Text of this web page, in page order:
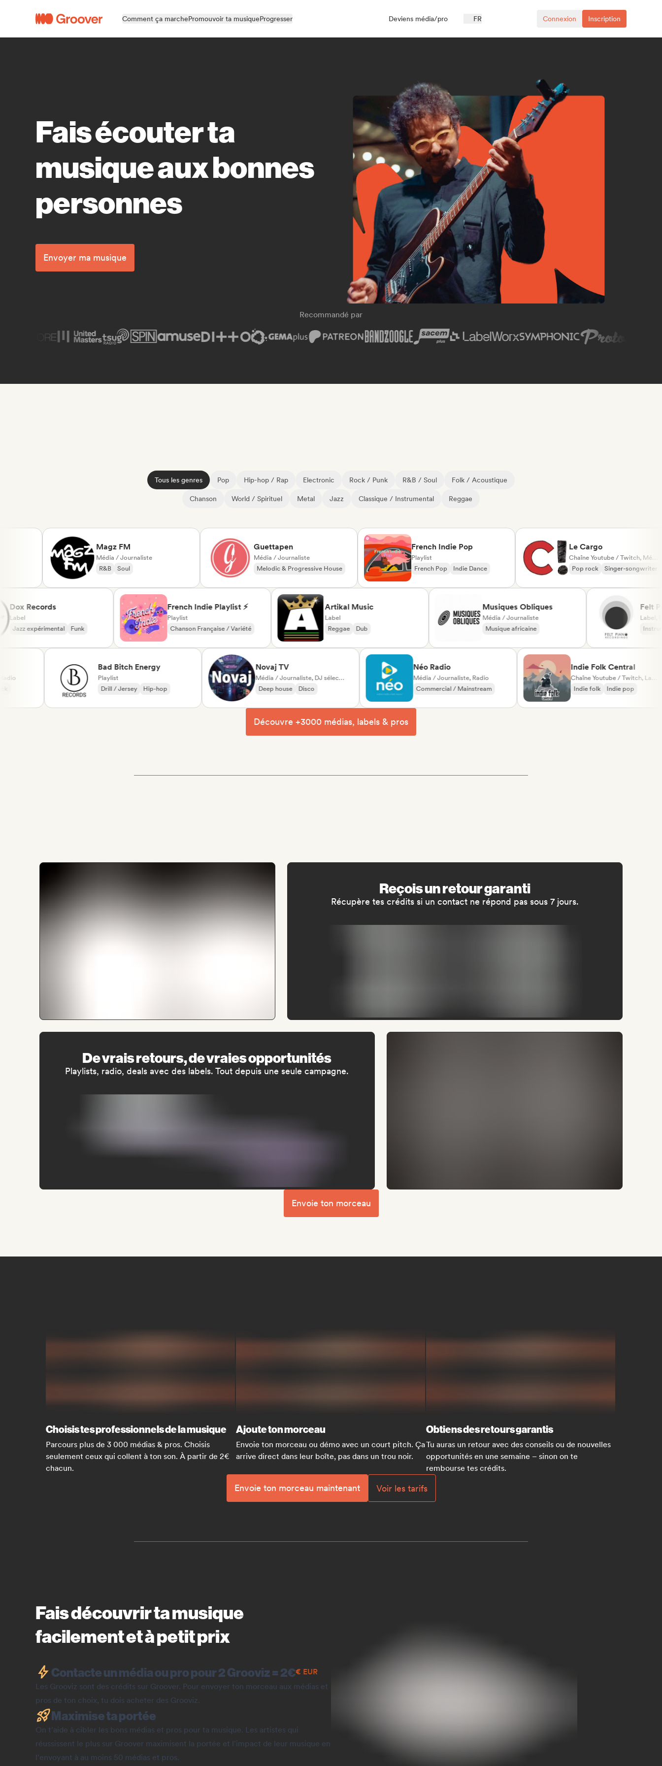
Comment ça marchePromouvoir ta musiqueProgresser Deviens média/pro FR Connexion Inscription
Fais écouter ta
musique aux bonnes
personnes
Envoyer ma musique
Recommandé par
Tous les genres Pop Hip-hop / Rap Electronic Rock / Punk R&B / Soul Folk / Acoustique
Chanson World / Spirituel Metal Jazz Classique / Instrumental Reggae
Magz FM
Média / Journaliste
R&B
Soul
Guettapen
Média / Journaliste
Melodic & Progressive House
French Indie Pop
Playlist
French Pop
Indie Dance
Le Cargo
Chaîne Youtube / Twitch, Média / Journaliste
Pop rock
Singer-songwriter
Dox Records
Jazz expérimental
French Indie Playlist ⚡
Playlist
Chanson Française / Variété
Artikal Music
Reggae
Musiques Obliques
Média / Journaliste
Musique africaine
Bad Bitch Energy
Playlist
Drill / Jersey
Hip-hop
Novaj TV
Média / Journaliste, DJ sélectionné·e
Deep house
Disco
Néo Radio
Média / Journaliste, Radio
Commercial / Mainstream
Dance music
Indie Folk Central
Chaîne Youtube / Twitch, Label, Playlist, Radio
Indie folk
Indie pop
Découvre +3000 médias, labels & pros
Reçois un retour garanti
Récupère tes crédits si un contact ne répond pas sous 7 jours.
De vrais retours, de vraies opportunités
Playlists, radio, deals avec des labels. Tout depuis une seule campagne.
Envoie ton morceau
Choisis tes professionnels de la musique
Parcours plus de 3 000 médias & pros. Choisis
seulement ceux qui collent à ton son. À partir de 2€
chacun.
Ajoute ton morceau
Envoie ton morceau ou démo avec un court pitch. Ça
arrive direct dans leur boîte, pas dans un trou noir.
Obtiens des retours garantis
Tu auras un retour avec des conseils ou de nouvelles
opportunités en une semaine – sinon on te
rembourse tes crédits.
Envoie ton morceau maintenant Voir les tarifs
Fais découvrir ta musique
facilement et à petit prix
Contacte un média ou pro pour 2 Grooviz = 2€€ EUR
Les Grooviz sont des crédits sur Groover. Pour envoyer ton morceau aux médias et
pros de ton choix, tu dois acheter des Grooviz.
Maximise ta portée
On t'aide à cibler les bons médias et pros pour ta musique. Les artistes qui
réussissent le plus sur Groover maximisent la portée et l'impact de leur musique en
l'envoyant à au moins 50 médias et pros.